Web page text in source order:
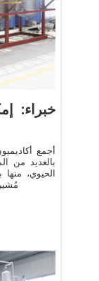
خبراء:
بالعديد من
الحيوي،